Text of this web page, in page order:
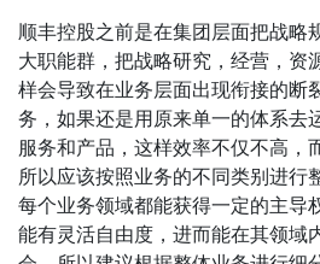
顺丰控股之前是在集团层面把战略
大职能群，把战略研究，经营，资
样会导致在业务层面出现衔接的断
务，如果还是用原来单一的体系去
服务和产品，这样效率不仅不高，
所以应该按照业务的不同类别进行
每个业务领域都能获得一定的主导
能有灵活自由度，进而能在其领域